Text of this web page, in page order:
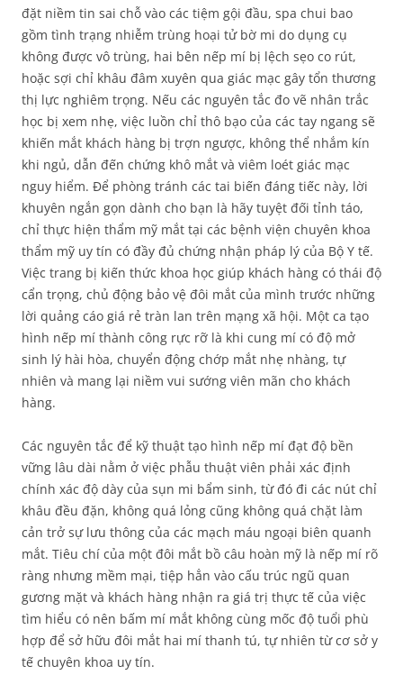
đặt niềm tin sai chỗ vào các tiệm gội đầu, spa chui bao
gồm tình trạng nhiễm trùng hoại tử bờ mi do dụng cụ
không được vô trùng, hai bên nếp mí bị lệch sẹo co rút,
hoặc sợi chỉ khâu đâm xuyên qua giác mạc gây tổn thương
thị lực nghiêm trọng. Nếu các nguyên tắc đo vẽ nhân trắc
học bị xem nhẹ, việc luồn chỉ thô bạo của các tay ngang sẽ
khiến mắt khách hàng bị trợn ngược, không thể nhắm kín
khi ngủ, dẫn đến chứng khô mắt và viêm loét giác mạc
nguy hiểm. Để phòng tránh các tai biến đáng tiếc này, lời
khuyên ngắn gọn dành cho bạn là hãy tuyệt đối tỉnh táo,
chỉ thực hiện thẩm mỹ mắt tại các bệnh viện chuyên khoa
thẩm mỹ uy tín có đầy đủ chứng nhận pháp lý của Bộ Y tế.
Việc trang bị kiến thức khoa học giúp khách hàng có thái độ
cẩn trọng, chủ động bảo vệ đôi mắt của mình trước những
lời quảng cáo giá rẻ tràn lan trên mạng xã hội. Một ca tạo
hình nếp mí thành công rực rỡ là khi cung mí có độ mở
sinh lý hài hòa, chuyển động chớp mắt nhẹ nhàng, tự
nhiên và mang lại niềm vui sướng viên mãn cho khách
hàng.
Các nguyên tắc để kỹ thuật tạo hình nếp mí đạt độ bền
vững lâu dài nằm ở việc phẫu thuật viên phải xác định
chính xác độ dày của sụn mi bẩm sinh, từ đó đi các nút chỉ
khâu đều đặn, không quá lỏng cũng không quá chặt làm
cản trở sự lưu thông của các mạch máu ngoại biên quanh
mắt. Tiêu chí của một đôi mắt bồ câu hoàn mỹ là nếp mí rõ
ràng nhưng mềm mại, tiệp hẳn vào cấu trúc ngũ quan
gương mặt và khách hàng nhận ra giá trị thực tế của việc
tìm hiểu có nên bấm mí mắt không cùng mốc độ tuổi phù
hợp để sở hữu đôi mắt hai mí thanh tú, tự nhiên từ cơ sở y
tế chuyên khoa uy tín.